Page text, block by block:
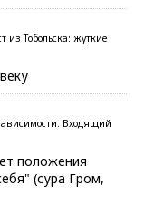
из Тобольска: жуткие
Входящий
положения
(сура Гром,